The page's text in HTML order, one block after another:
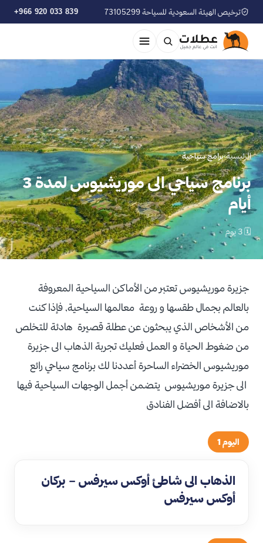
ترخيص الهيئة السعودية للسياحة 73105299 +966 920 033 839
الرئيسية›برامج سياحية
برنامج سياحي الى موريشيوس لمدة 3
أيام
🗓 3 يوم
جزيرة موريشيوس تعتبر من الأماكن السياحية المعروفة
بالعالم بجمال طقسها و روعة معالمها السياحية, فإذا كنت
من الأشخاص الذي يبحثون عن عطلة قصيرة هادئة للتخلص
من ضغوط الحياة و العمل فعليك تجربة الذهاب الى جزيرة
موريشيوس الخضراء الساحرة أعددنا لك برنامج سياحي رائع
الى جزيرة موريشيوس يتضمن أجمل الوجهات السياحية فيها
بالاضافة الى أفضل الفنادق
اليوم 1
الذهاب الى شاطئ أوكس سيرفس – بركان
أوكس سيرفس